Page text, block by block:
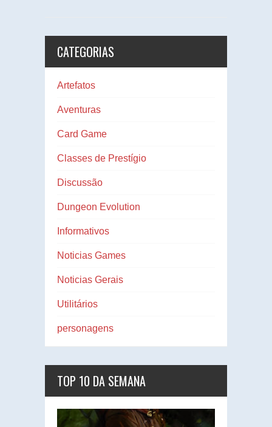
CATEGORIAS
Artefatos
Aventuras
Card Game
Classes de Prestígio
Discussão
Dungeon Evolution
Informativos
Noticias Games
Noticias Gerais
Utilitários
personagens
TOP 10 DA SEMANA